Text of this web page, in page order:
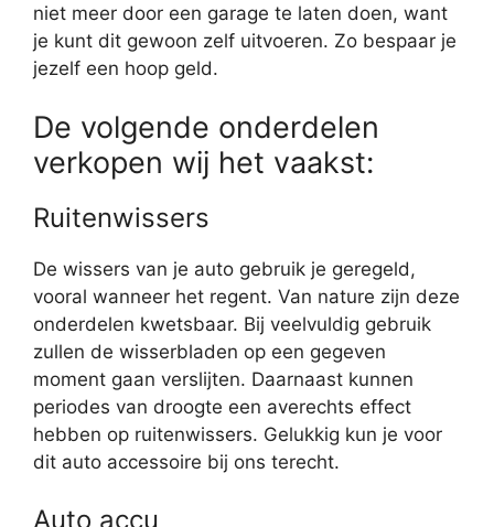
niet meer door een garage te laten doen, want
je kunt dit gewoon zelf uitvoeren. Zo bespaar je
jezelf een hoop geld.
De volgende onderdelen
verkopen wij het vaakst:
Ruitenwissers
De wissers van je auto gebruik je geregeld,
vooral wanneer het regent. Van nature zijn deze
onderdelen kwetsbaar. Bij veelvuldig gebruik
zullen de wisserbladen op een gegeven
moment gaan verslijten. Daarnaast kunnen
periodes van droogte een averechts effect
hebben op ruitenwissers. Gelukkig kun je voor
dit auto accessoire bij ons terecht.
Auto accu